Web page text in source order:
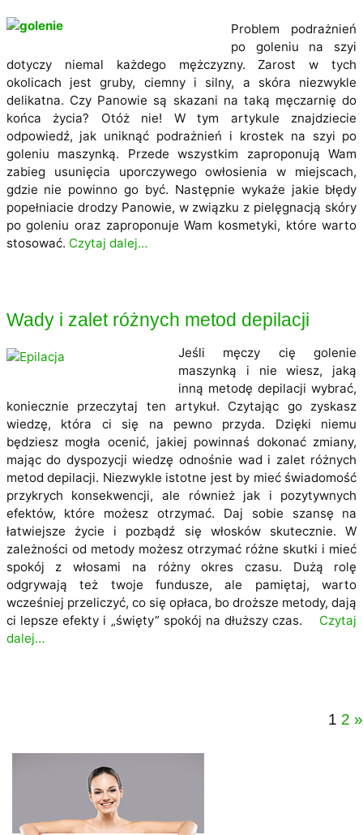
Problem podrażnień
po goleniu na szyi
dotyczy niemal każdego mężczyzny. Zarost w tych
okolicach jest gruby, ciemny i silny, a skóra niezwykle
delikatna. Czy Panowie są skazani na taką męczarnię do
końca życia? Otóż nie! W tym artykule znajdziecie
odpowiedź, jak uniknąć podrażnień i krostek na szyi po
goleniu maszynką. Przede wszystkim zaproponują Wam
zabieg usunięcia uporczywego owłosienia w miejscach,
gdzie nie powinno go być. Następnie wykaże jakie błędy
popełniacie drodzy Panowie, w związku z pielęgnacją skóry
po goleniu oraz zaproponuje Wam kosmetyki, które warto
stosować. Czytaj dalej…
Wady i zalet różnych metod depilacji
Jeśli męczy cię golenie
maszynką i nie wiesz, jaką
inną metodę depilacji wybrać,
koniecznie przeczytaj ten artykuł. Czytając go zyskasz
wiedzę, która ci się na pewno przyda. Dzięki niemu
będziesz mogła ocenić, jakiej powinnaś dokonać zmiany,
mając do dyspozycji wiedzę odnośnie wad i zalet różnych
metod depilacji. Niezwykle istotne jest by mieć świadomość
przykrych konsekwencji, ale również jak i pozytywnych
efektów, które możesz otrzymać. Daj sobie szansę na
łatwiejsze życie i pozbądź się włosków skutecznie. W
zależności od metody możesz otrzymać różne skutki i mieć
spokój z włosami na różny okres czasu. Dużą rolę
odgrywają też twoje fundusze, ale pamiętaj, warto
wcześniej przeliczyć, co się opłaca, bo droższe metody, dają
ci lepsze efekty i „święty” spokój na dłuższy czas. Czytaj
dalej…
1 2 »